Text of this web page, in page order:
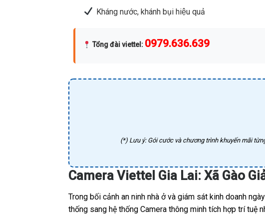
Kháng nước, khánh bụi hiệu quả
Tổng đài viettel : 0979.636.639
(*) Lưu ý: Gói cước và chương trình khuyến mãi
Camera Viettel Gia Lai: Xã Gào
Trong bối cảnh an ninh nhà ở và giám sát kinh doanh
thống sang hệ thống Camera thông minh tích hợp trí tuệ